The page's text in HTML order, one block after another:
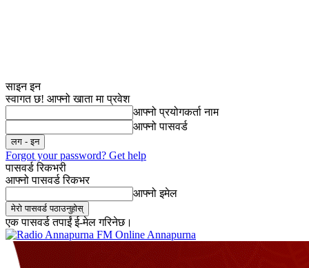
साइन इन
स्वागत छ! आफ्नो खाता मा प्रवेश
आफ्नो प्रयोगकर्ता नाम
आफ्नो पासवर्ड
Forgot your password? Get help
पासवर्ड रिकभरी
आफ्नो पासवर्ड रिकभर
आफ्नो इमेल
एक पासवर्ड तपाईं ई-मेल गरिनेछ।
Online Annapurna